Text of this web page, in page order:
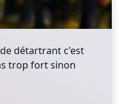
détartrant c'est
trop fort sinon